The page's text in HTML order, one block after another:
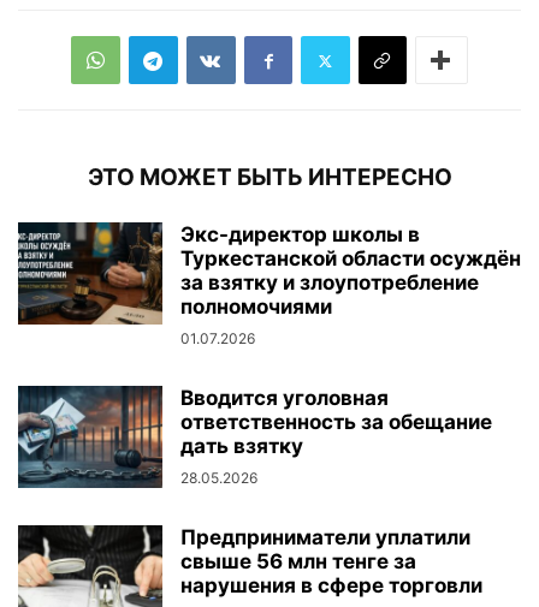
ЭТО МОЖЕТ БЫТЬ ИНТЕРЕСНО
Экс-директор школы в
Туркестанской области осуждён
за взятку и злоупотребление
полномочиями
01.07.2026
Вводится уголовная
ответственность за обещание
дать взятку
28.05.2026
Предприниматели уплатили
свыше 56 млн тенге за
нарушения в сфере торговли